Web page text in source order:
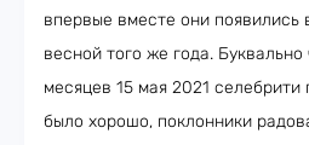
впервые вместе они появились
весной того же года. Буквально
месяцев 15 мая 2021
было хорошо, поклонники